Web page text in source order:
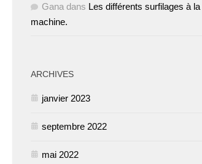
Gana dans Les différents surfilages à la
machine.
ARCHIVES
janvier 2023
septembre 2022
mai 2022